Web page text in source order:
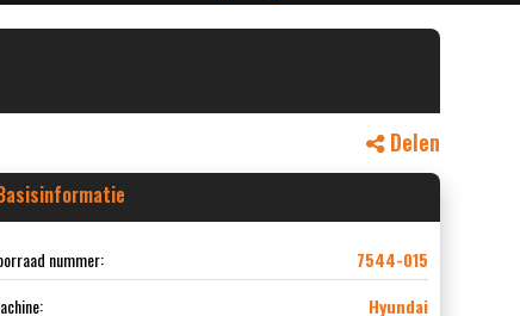
Delen
nummer:
7544-015
Hyundai